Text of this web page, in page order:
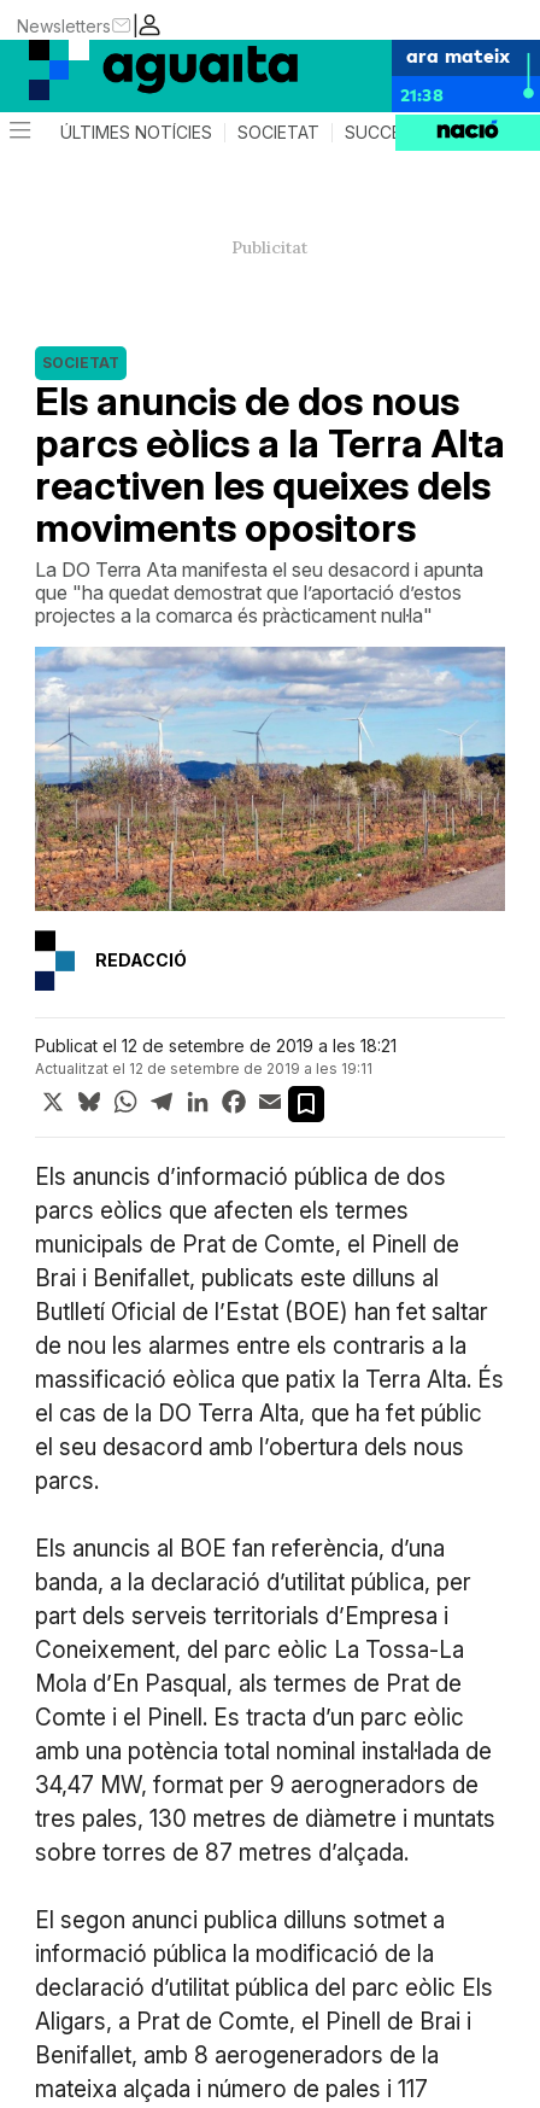
|
Newsletters
ara mateix
21:38
ÚLTIMES NOTÍCIES SOCIETAT SUCCESSOS AGENDA
Els anuncis de dos nous
parcs eòlics a la Terra Alta
reactiven les queixes dels
moviments opositors
SOCIETAT
La DO Terra Ata manifesta el seu desacord i apunta
que "ha quedat demostrat que l’aportació d’estos
projectes a la comarca és pràcticament nul·la"
REDACCIÓ
Publicat el 12 de setembre de 2019 a les 18:21
Actualitzat el 12 de setembre de 2019 a les 19:11
X BlueskyWhatsApp
TelegramLinkedInFacebook
Email
Els anuncis d’informació pública de dos
parcs eòlics que afecten els termes
municipals de Prat de Comte, el Pinell de
Brai i Benifallet, publicats este dilluns al
Butlletí Oficial de l’Estat (BOE) han fet saltar
de nou les alarmes entre els contraris a la
massificació eòlica que patix la Terra Alta. És
el cas de la DO Terra Alta, que ha fet públic
el seu desacord amb l’obertura dels nous
parcs.
Els anuncis al BOE fan referència, d’una
banda, a la declaració d’utilitat pública, per
part dels serveis territorials d’Empresa i
Coneixement, del parc eòlic La Tossa-La
Mola d’En Pasqual, als termes de Prat de
Comte i el Pinell. Es tracta d’un parc eòlic
amb una potència total nominal instal·lada de
34,47 MW, format per 9 aerogneradors de
tres pales, 130 metres de diàmetre i muntats
sobre torres de 87 metres d’alçada.
El segon anunci publica dilluns sotmet a
informació pública la modificació de la
declaració d’utilitat pública del parc eòlic Els
Aligars, a Prat de Comte, el Pinell de Brai i
Benifallet, amb 8 aerogeneradors de la
mateixa alçada i número de pales i 117